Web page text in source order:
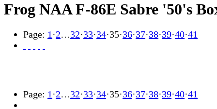
Frog NAA F-86E Sabre '50's
Page: 1 ·2…32·33·34·35·36·37·38·39·40·41
Page: 1 ·2…32·33·34·35·36·37·38·39·40·41